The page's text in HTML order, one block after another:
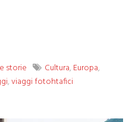
storie Cultura, Europa,
,viaggi fotohtafici